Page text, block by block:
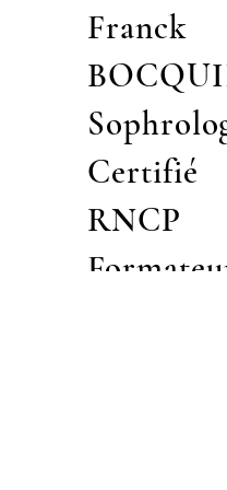
Franck
Certifié
RNCP